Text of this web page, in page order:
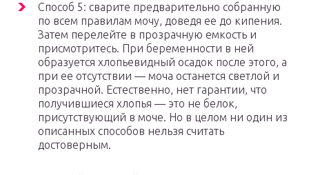
Способ 5: сварите предварительно собранную
по всем правилам мочу, доведя ее до кипения.
Затем перелейте в прозрачную емкость и
присмотритесь. При беременности в ней
образуется хлопьевидный осадок после этого, а
при ее отсутствии — моча останется светлой и
прозрачной. Естественно, нет гарантии, что
получившиеся хлопья — это не белок,
присутствующий в моче. Но в целом ни один из
описанных способов нельзя считать
достоверным.